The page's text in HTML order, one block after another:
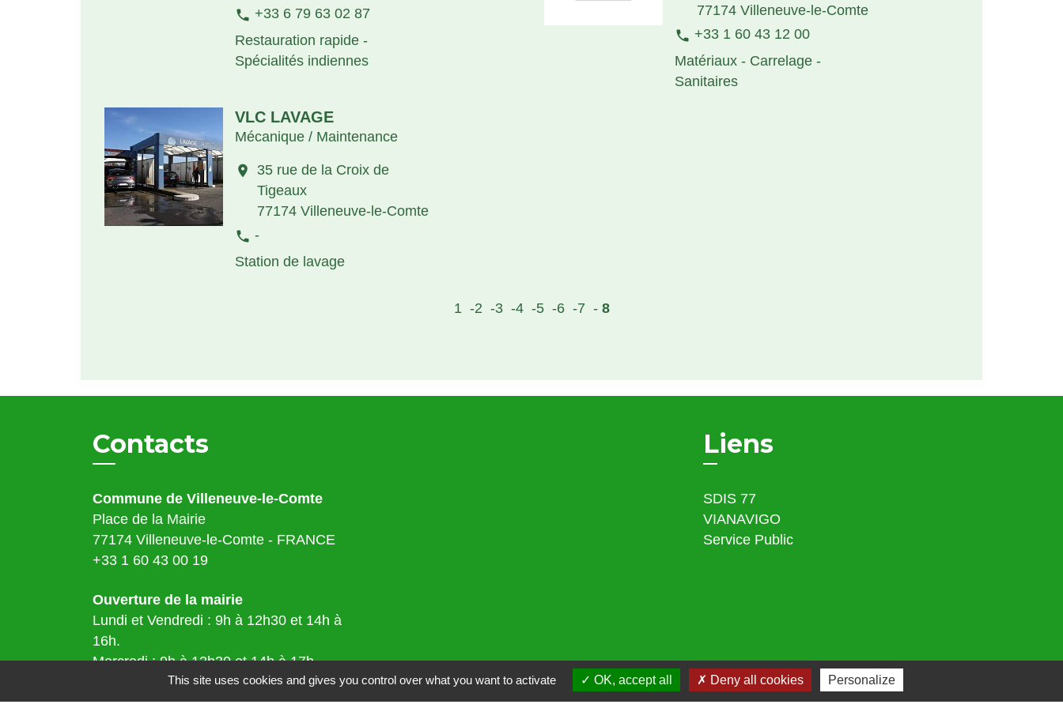
phone +33 6 79 63 02 87
Restauration rapide -
Spécialités indiennes
77174 Villeneuve-le-Comte
phone +33 1 60 43 12 00
Matériaux - Carrelage -
Sanitaires
VLC LAVAGE
Mécanique / Maintenance
location_on
35 rue de la Croix de
Tigeaux
77174 Villeneuve-le-Comte
phone -
Station de lavage
1 -2 -3 -4 -5 -6 -7 - 8
Contacts
Commune de Villeneuve-le-Comte
Place de la Mairie
77174 Villeneuve-le-Comte - FRANCE
+33 1 60 43 00 19
Ouverture de la mairie
Lundi et Vendredi : 9h à 12h30 et 14h à
16h.
Mercredi : 9h à 12h30 et 14h à 17h.
Samedi : 9h à 12h.
Adresse mail :
Liens
SDIS 77
VIANAVIGO
Service Public
This site uses cookies and gives you control over what you want to activate OK, accept all Deny all cookies Personalize